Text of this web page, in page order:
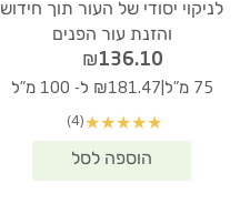
לניקוי יסודי של העור תוך חידוש
והזנת עור הפנים
₪136.10
75 מ"ל ₪181.47 ל- 100 מ"ל
★
★
★
★
★
(4)